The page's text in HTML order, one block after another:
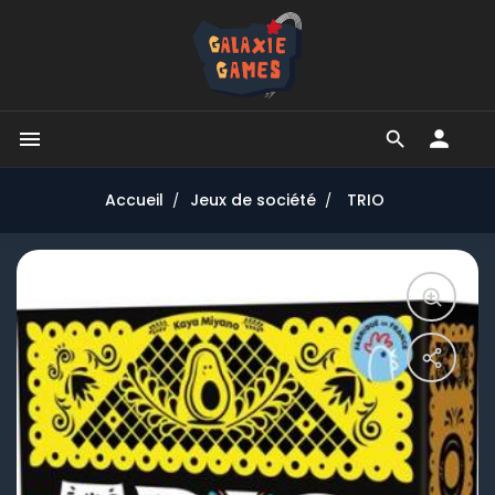


Accueil Jeux de société TRIO